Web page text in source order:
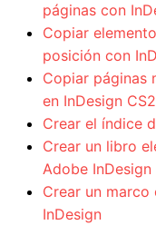
páginas con
Copiar
posición con
Copiar páginas
en InDesign CS2
Crear el índice
Crear un libro
Adobe InDesign
Crear un marco
InDesign